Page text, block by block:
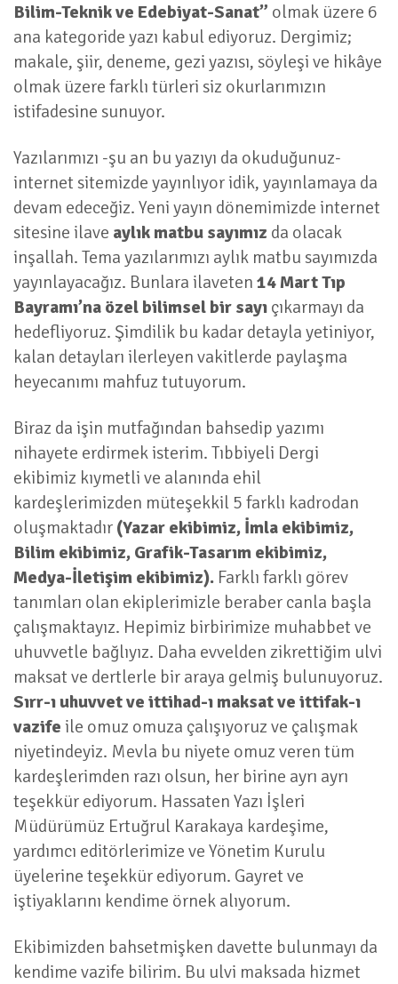
Bilim-Teknik ve Edebiyat-Sanat” olmak üzere 6
ana kategoride yazı kabul ediyoruz. Dergimiz;
makale, şiir, deneme, gezi yazısı, söyleşi ve hikâye
olmak üzere farklı türleri siz okurlarımızın
istifadesine sunuyor.
Yazılarımızı -şu an bu yazıyı da okuduğunuz-
internet sitemizde yayınlıyor idik, yayınlamaya da
devam edeceğiz. Yeni yayın dönemimizde internet
sitesine ilave aylık matbu sayımız da olacak
inşallah. Tema yazılarımızı aylık matbu sayımızda
yayınlayacağız. Bunlara ilaveten 14 Mart Tıp
Bayramı’na özel bilimsel bir sayı çıkarmayı da
hedefliyoruz. Şimdilik bu kadar detayla yetiniyor,
kalan detayları ilerleyen vakitlerde paylaşma
heyecanımı mahfuz tutuyorum.
Biraz da işin mutfağından bahsedip yazımı
nihayete erdirmek isterim. Tıbbiyeli Dergi
ekibimiz kıymetli ve alanında ehil
kardeşlerimizden müteşekkil 5 farklı kadrodan
oluşmaktadır (Yazar ekibimiz, İmla ekibimiz,
Bilim ekibimiz, Grafik-Tasarım ekibimiz,
Medya-İletişim ekibimiz). Farklı farklı görev
tanımları olan ekiplerimizle beraber canla başla
çalışmaktayız. Hepimiz birbirimize muhabbet ve
uhuvvetle bağlıyız. Daha evvelden zikrettiğim ulvi
maksat ve dertlerle bir araya gelmiş bulunuyoruz.
Sırr-ı uhuvvet ve ittihad-ı maksat ve ittifak-ı
vazife ile omuz omuza çalışıyoruz ve çalışmak
niyetindeyiz. Mevla bu niyete omuz veren tüm
kardeşlerimden razı olsun, her birine ayrı ayrı
teşekkür ediyorum. Hassaten Yazı İşleri
Müdürümüz Ertuğrul Karakaya kardeşime,
yardımcı editörlerimize ve Yönetim Kurulu
üyelerine teşekkür ediyorum. Gayret ve
iştiyaklarını kendime örnek alıyorum.
Ekibimizden bahsetmişken davette bulunmayı da
kendime vazife bilirim. Bu ulvi maksada hizmet